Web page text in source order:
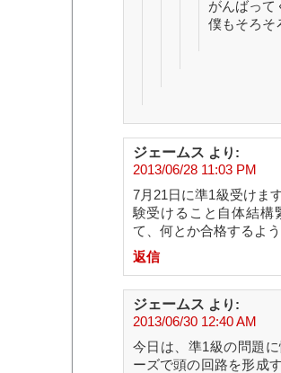
がんばって
僕もそろ
ジェームス より:
2013/06/28 11:03 PM
7月21日に準1級受けま
験受けること自体結構
て、何とか合格するよ
返信
ジェームス より:
2013/06/30 12:40 AM
今日は、準1級の問題
ーズで頭の回路を形成